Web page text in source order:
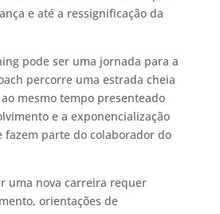
e até a ressignificação da
pode ser uma jornada para a
percorre uma estrada cheia
mesmo tempo presenteado
e a exponencialização
parte do colaborador do
uma nova carreira requer
orientações de